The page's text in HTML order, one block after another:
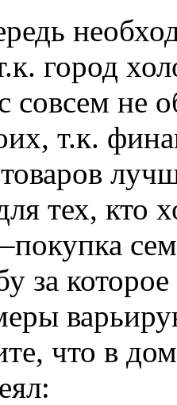
город
совсем не
т.к.
товаров
тех, кто
за
что в